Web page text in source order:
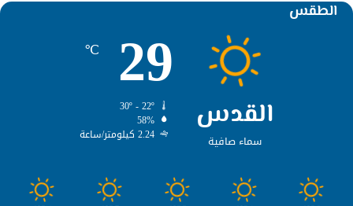
الطقس
القدس
سماء صافية
29
℃
58%
2.24 كيلومتر/ساعة